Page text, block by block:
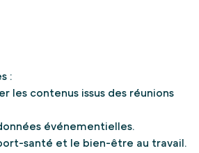
:
les contenus issus des réunions
événementielles.
santé et le bien-être au travail.